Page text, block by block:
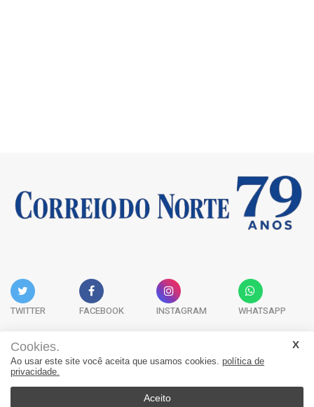
TWITTER FACEBOOK INSTAGRAM WHATSAPP
Acervo Digital Fale Conosco Quem Somos
Cookies.
Ao usar este site você aceita que usamos cookies. política de
privacidade.
Aceito